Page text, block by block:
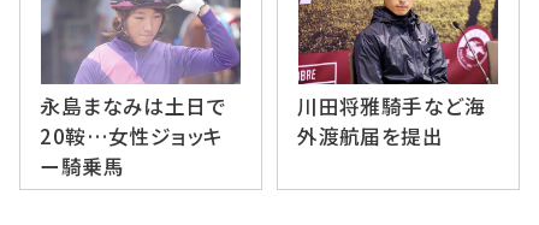
永島まなみは土日で
20鞍…女性ジョッキ
ー騎乗馬
川田将雅騎手など海
外渡航届を提出